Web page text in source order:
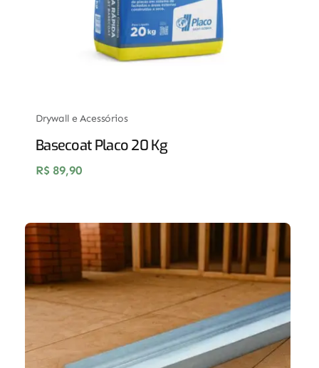
Drywall e Acessórios
Basecoat Placo 20 Kg
R$ 89,90